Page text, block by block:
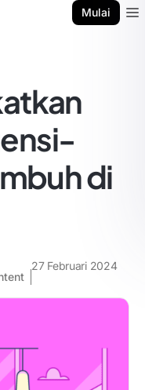
Mulai
di
27 Februari 2024